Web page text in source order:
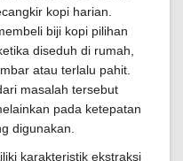
kopi harian.
biji kopi pilihan
diseduh di rumah,
atau terlalu pahit.
masalah tersebut
pada ketepatan
digunakan.
karakteristik ekstraksi